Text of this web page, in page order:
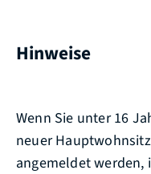
Hinweise
Wenn Sie unter 16
neuer
angemeldet werden,